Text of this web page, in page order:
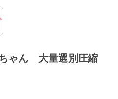
ちゃん 大量選別圧縮